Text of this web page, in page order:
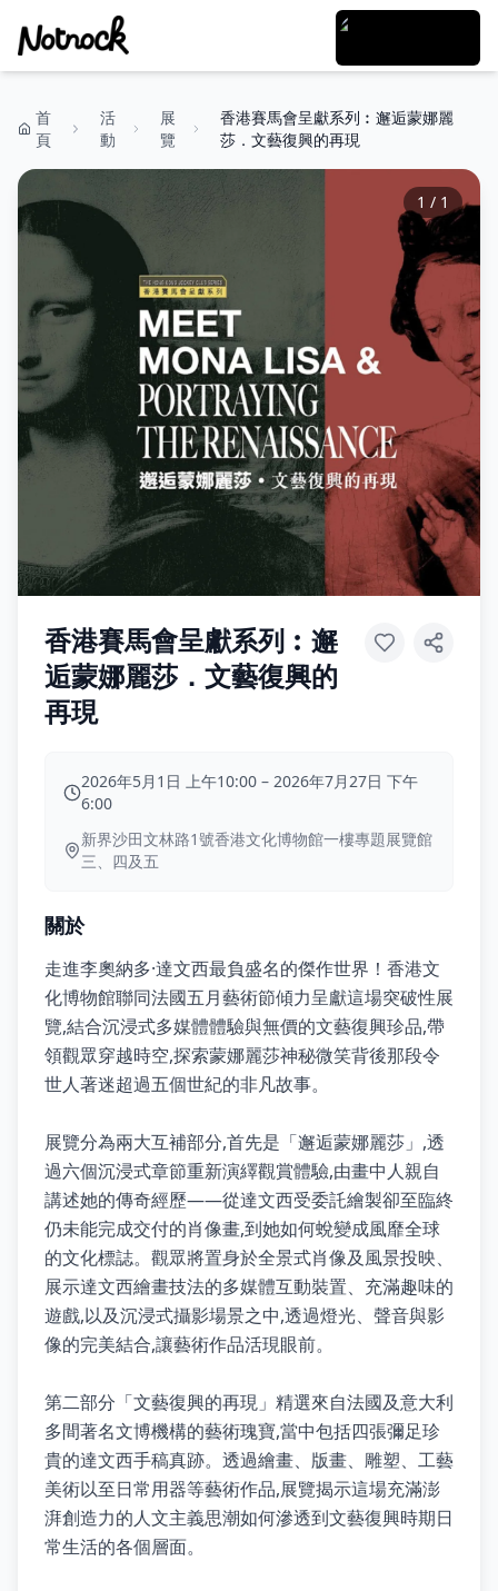
首
頁
活
動
展
覽
香港賽馬會呈獻系列︰邂逅蒙娜麗
莎．文藝復興的再現
1 / 1
香港賽馬會呈獻系列︰邂
逅蒙娜麗莎．文藝復興的
再現
2026年5月1日 上午10:00 – 2026年7月27日 下午
6:00
新界沙田文林路1號香港文化博物館一樓專題展覽館
三、四及五
關於
走進李奧納多·達文西最負盛名的傑作世界！香港文
化博物館聯同法國五月藝術節傾力呈獻這場突破性展
覽,結合沉浸式多媒體體驗與無價的文藝復興珍品,帶
領觀眾穿越時空,探索蒙娜麗莎神秘微笑背後那段令
世人著迷超過五個世紀的非凡故事。
展覽分為兩大互補部分,首先是「邂逅蒙娜麗莎」,透
過六個沉浸式章節重新演繹觀賞體驗,由畫中人親自
講述她的傳奇經歷——從達文西受委託繪製卻至臨終
仍未能完成交付的肖像畫,到她如何蛻變成風靡全球
的文化標誌。觀眾將置身於全景式肖像及風景投映、
展示達文西繪畫技法的多媒體互動裝置、充滿趣味的
遊戲,以及沉浸式攝影場景之中,透過燈光、聲音與影
像的完美結合,讓藝術作品活現眼前。
第二部分「文藝復興的再現」精選來自法國及意大利
多間著名文博機構的藝術瑰寶,當中包括四張彌足珍
貴的達文西手稿真跡。透過繪畫、版畫、雕塑、工藝
美術以至日常用器等藝術作品,展覽揭示這場充滿澎
湃創造力的人文主義思潮如何滲透到文藝復興時期日
常生活的各個層面。